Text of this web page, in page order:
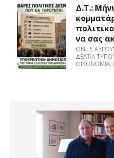
Δ.Τ.:
να σας
ON: 5
ΔΕΛΤΊΑ
ΟΙΚΟΝΟΜΊΑ,